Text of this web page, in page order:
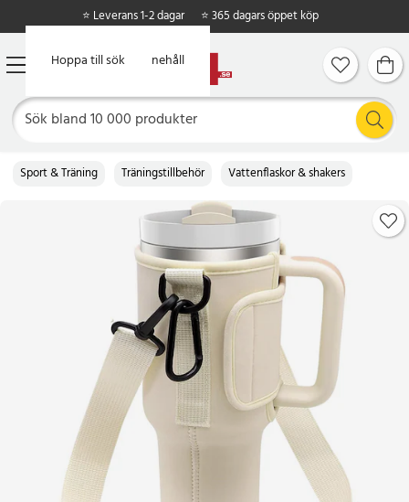
Hoppa till huvudinnehåll
Hoppa till sök
⭐ Leverans 1-2 dagar ⭐ 365 dagars öppet köp
Sport & Träning Träningstillbehör Vattenflaskor & shakers